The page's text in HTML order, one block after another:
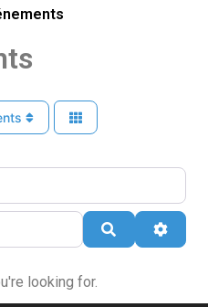
Search
looking for.